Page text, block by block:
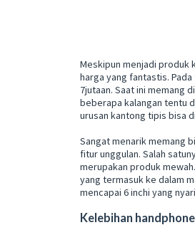
Meskipun menjadi produk
harga yang fantastis.
7jutaan. Saat ini memang
beberapa kalangan tentu
urusan kantong tipis bisa
Sangat menarik memang
fitur unggulan. Salah
merupakan produk
yang termasuk ke dalam
mencapai 6 inchi yang
Kelebihan